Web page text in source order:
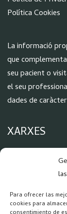
Para ofrecer las
cookies para
Política Cookies
La informació
que
seu pacient o
el seu
dades de
XARXES